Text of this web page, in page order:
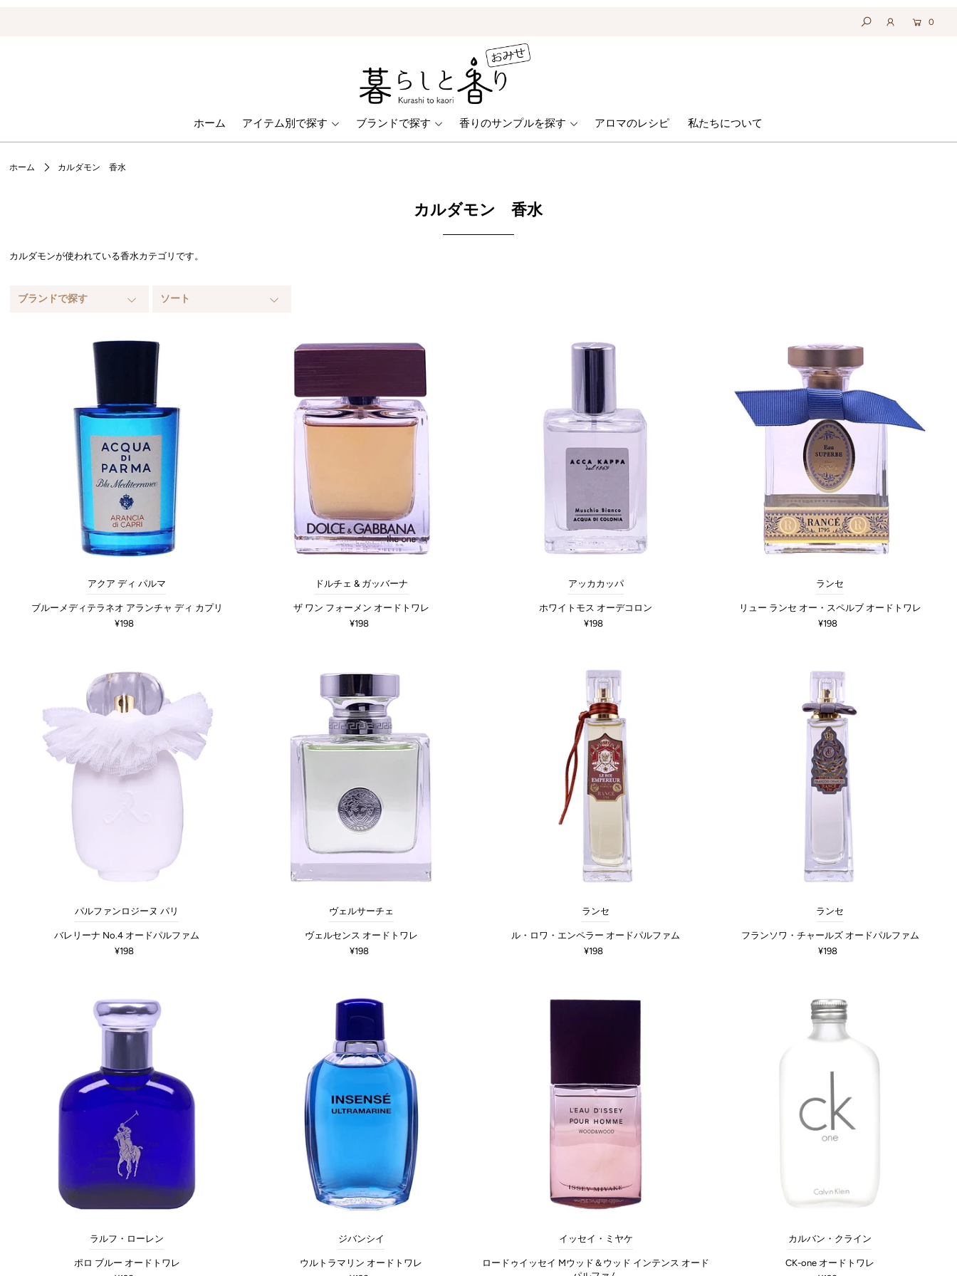
0
ホーム アイテム別で探す ブランドで探す 香りのサンプルを探す アロマのレシピ 私たちについて
ホーム カルダモン 香水
カルダモン 香水
カルダモンが使われている香水カテゴリです。
ブランドで探す ソート
アクア ディ パルマ
ブルーメディテラネオ アランチャ ディ カプリ
¥198
ドルチェ & ガッバーナ
ザ ワン フォーメン オードトワレ
¥198
アッカカッパ
ホワイトモス オーデコロン
¥198
ランセ
リュー ランセ オー・スペルブ オードトワレ
¥198
パルファンロジーヌ パリ
バレリーナ No.4 オードパルファム
¥198
ヴェルサーチェ
ヴェルセンス オードトワレ
¥198
ランセ
ル・ロワ・エンペラー オードパルファム
¥198
ランセ
フランソワ・チャールズ オードパルファム
¥198
ラルフ・ローレン
ポロ ブルー オードトワレ
ジバンシイ
ウルトラマリン オードトワレ
イッセイ・ミヤケ
ロードゥイッセイ Mウッド＆ウッド インテンス オード
カルバン・クライン
CK-one オードトワレ